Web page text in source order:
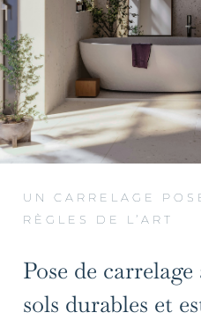
UN CARRELAGE
RÈGLES DE L’ART
Pose de
sols durables et